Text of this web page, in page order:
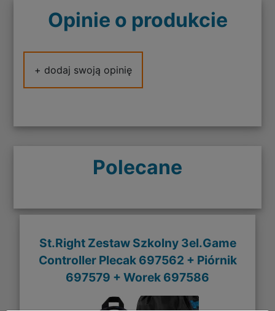
Opinie o produkcie
+ dodaj swoją opinię
Polecane
St.Right Zestaw Szkolny 3el.Game
Controller Plecak 697562 + Piórnik
697579 + Worek 697586